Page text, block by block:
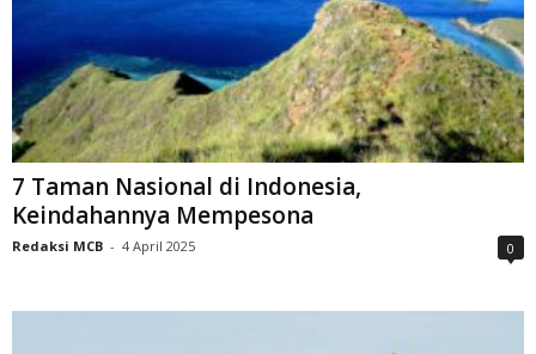
7 Taman Nasional di Indonesia,
Keindahannya Mempesona
Redaksi MCB - 4 April 2025 0